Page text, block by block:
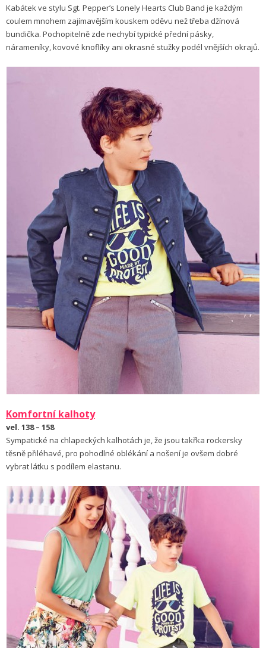
Kabátek ve stylu Sgt. Pepper’s Lonely Hearts Club Band je každým
coulem mnohem zajímavějším kouskem oděvu než třeba džínová
bundička. Pochopitelně zde nechybí typické přední pásky,
nárameníky, kovové knoflíky ani okrasné stužky podél vnějších okrajů.
Komfortní kalhoty
vel. 138 – 158
Sympatické na chlapeckých kalhotách je, že jsou takřka rockersky
těsně přiléhavé, pro pohodlné oblékání a nošení je ovšem dobré
vybrat látku s podílem elastanu.